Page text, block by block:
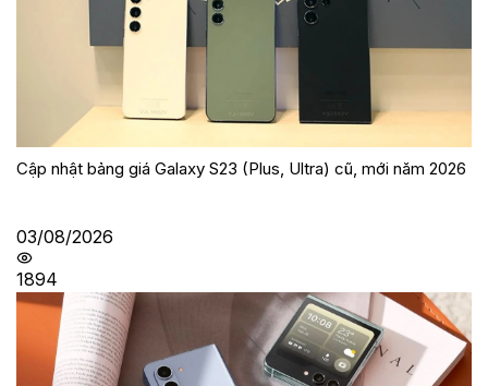
Cập nhật bảng giá Galaxy S23 (Plus, Ultra) cũ, mới năm 2026
03/08/2026
1894